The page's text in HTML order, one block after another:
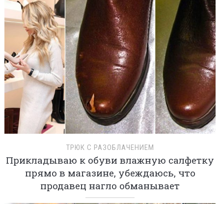
ТРЮК С РАЗОБЛАЧЕНИЕМ
Прикладываю к обуви влажную салфетку
прямо в магазине, убеждаюсь, что
продавец нагло обманывает